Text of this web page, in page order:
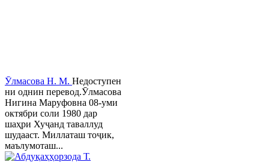
Ӯлмасова Н. М. Недоступен
ни однин перевод.Ӯлмасова
Нигина Маруфовна 08-уми
октябри соли 1980 дар
шаҳри Хуҷанд таваллуд
шудааст. Миллаташ тоҷик,
маълумоташ...